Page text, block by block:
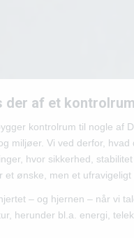
der af et
kontrolrum til nogle af
miljøer. Vi ved derfor, hvad
hvor sikkerhed, stabilitet
et ønske, men et ufravigeligt
– og hjernen – når vi
herunder bl.a. energi,